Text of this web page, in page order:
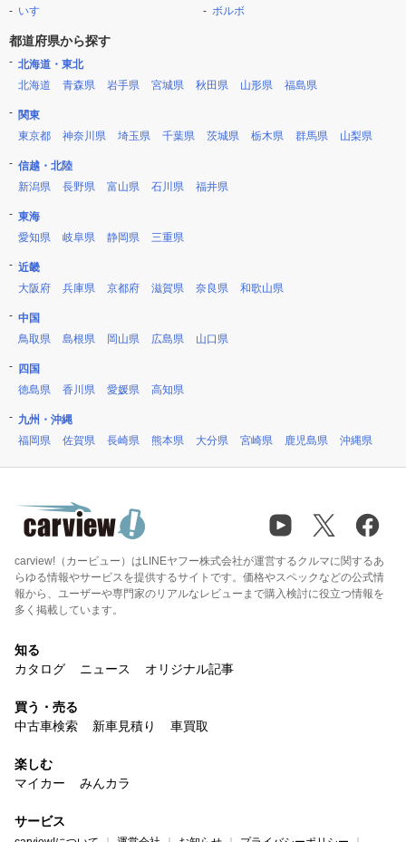
いすゞ
ボルボ
都道府県から探す
北海道・東北
北海道
青森県 岩手県 宮城県 秋田県 山形県 福島県
関東
東京都
神奈川県 埼玉県 千葉県 茨城県 栃木県 群馬県 山梨県
信越・北陸
新潟県
長野県 富山県 石川県 福井県
東海
愛知県
岐阜県 静岡県 三重県
近畿
大阪府
兵庫県 京都府 滋賀県 奈良県 和歌山県
中国
鳥取県
島根県 岡山県 広島県 山口県
四国
徳島県
香川県 愛媛県 高知県
九州・沖縄
福岡県
佐賀県 長崎県 熊本県 大分県 宮崎県 鹿児島県 沖縄県
carview!（カービュー）はLINEヤフー株式会社が運営するクルマに関するあ
らゆる情報やサービスを提供するサイトです。価格やスペックなどの公式情
報から、ユーザーや専門家のリアルなレビューまで購入検討に役立つ情報を
多く掲載しています。
知る
カタログ
ニュース オリジナル記事
買う・売る
中古車検索
新車見積り 車買取
楽しむ
マイカー
みんカラ
サービス